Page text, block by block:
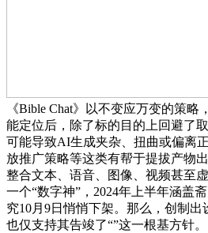
《Bible Chat》以不变应万变的策
能定位后，除了标的目的上回避了
可能导致AI生成夹杂、扭曲或偏离
放推广策略等这类有帮于提拔产物
整合文本、语音、图像、视频甚至
一个“数字神”，2024年上半年涵盖
究10月9日悄悄下架。那么，创制
也仅支持其告竣了“”这一根基方针